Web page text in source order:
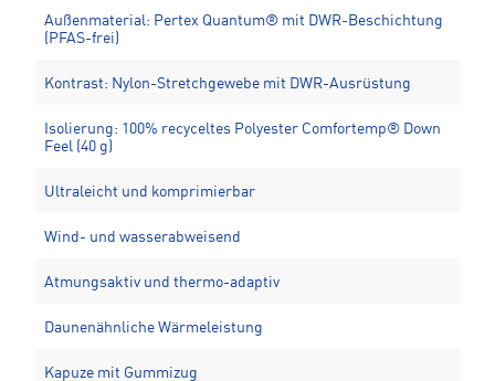
Außenmaterial: Pertex Quantum® mit DWR-Beschichtung
(PFAS-frei)
Kontrast: Nylon-Stretchgewebe mit DWR-Ausrüstung
Isolierung: 100% recyceltes Polyester Comfortemp® Down
Feel (40 g)
Ultraleicht und komprimierbar
Wind- und wasserabweisend
Atmungsaktiv und thermo-adaptiv
Daunenähnliche Wärmeleistung
Kapuze mit Gummizug